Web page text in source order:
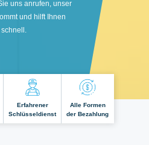
uns anrufen, unser
und hilft Ihnen
schnell.
Erfahrener
Schlüsseldienst
Alle Formen
der Bezahlung